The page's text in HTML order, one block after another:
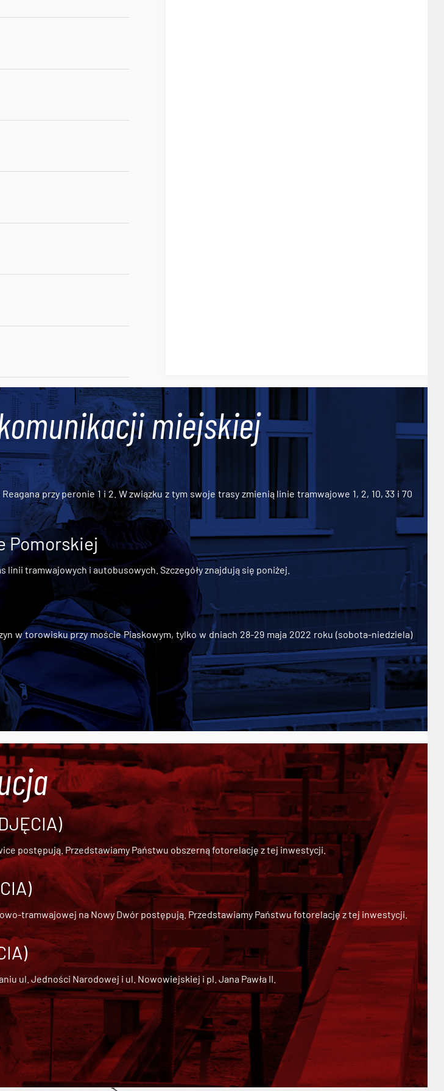
miejskiej
przy peronie 1 i 2. W związku z tym swoje trasy zmienią linie tramwajowe 1, 2, 10, 33 i 70
Pomorskiej
tramwajowych i autobusowych. Szczegóły znajdują się poniżej.
w torowisku przy moście Piaskowym, tylko w dniach 28-29 maja 2022 roku (sobota-niedziela)
postępują. Przedstawiamy Państwu obszerną fotorelację z tej inwestycji.
tramwajowej na Nowy Dwórpostępują. Przedstawiamy Państwu fotorelację z tej inwestycji.
ul. Jedności Narodowej i ul. Nowowiejskiej i pl. Jana Pawła II.